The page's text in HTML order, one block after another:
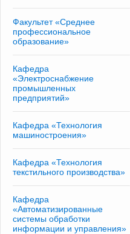
Факультет «Среднее
профессиональное
образование»
Кафедра
«Электроснабжение
промышленных
предприятий»
Кафедра «Технология
машиностроения»
Кафедра «Технология
текстильного производства»
Кафедра
«Автоматизированные
системы обработки
информации и управления»